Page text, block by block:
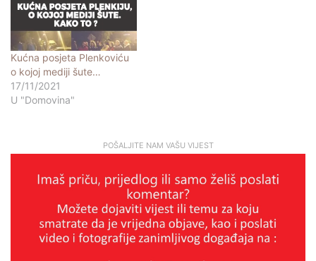
Kućna posjeta Plenkoviću
o kojoj mediji šute…
17/11/2021
U "Domovina"
POŠALJITE NAM VAŠU VIJEST